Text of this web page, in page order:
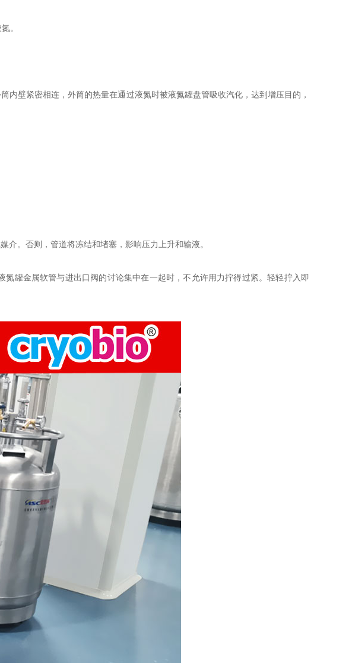
。
壁紧密相连，外筒的热量在通过液氮时被液氮罐盘管吸收汽化，达到增压目的，
。否则，管道将冻结和堵塞，影响压力上升和输液。
罐金属软管与进出口阀的讨论集中在一起时，不允许用力拧得过紧。轻轻拧入即